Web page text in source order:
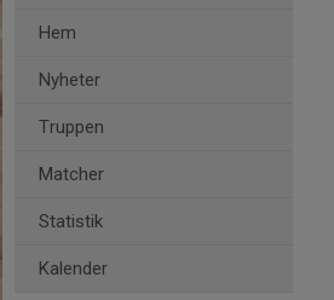
Hem
Nyheter
Truppen
Matcher
Statistik
Kalender